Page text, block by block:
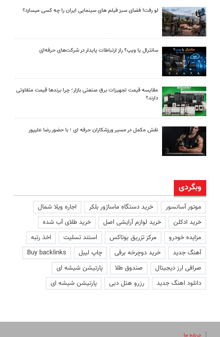
لو رفت! فضای سبز فیلم های سینمایی ایران را چه کسی میسازد؟
سانترال یا ویپ؟ راز ارتباطات پایدار در شرکت‌های حرفه‌ای
مقایسه قیمت تجهیزات برق صنعتی بازار؛ چرا برندها قیمت متفاوتی
دارند؟
نقش مکمل در مسیر ورزشکاران حرفه ای ؛ با حضور رضا علیپور
وبگردی
موتور آسانسور خرید دستگاه ماساژور بلکر
اجاره ویلا شمال
خرید ادکلن
خرید لوازم آرایشی اصل
خرید طلای آب شده
مزایده خودرو
مرکز تزریق بوتاکس استند تسلیت
اخذ رتبه
آهنگ جدید
خرید دوچرخه برقی چاپ لیبل
Buy backlinks
صرافی ارز دیجیتال
صندوق طلا
پارتیشن شیشه ای
دانلود اهنگ جدید
رزرو هتل دبی پارتیشن شیشه ای